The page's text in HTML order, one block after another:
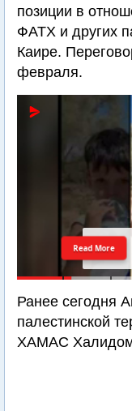
позиции в
ФАТХ и других
Каире.
февраля.
Read More
Ранее сегодня
палестинской
ХАМАС